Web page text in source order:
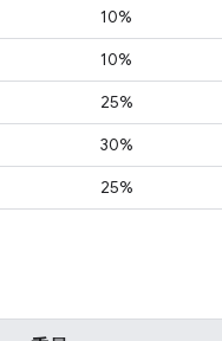
10%
10%
25%
30%
25%